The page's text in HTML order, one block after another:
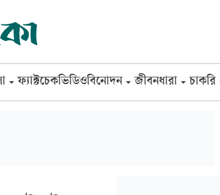
ফ্যাক্টচেকভিডিওবিনোদন জীবনধারা চাকরি